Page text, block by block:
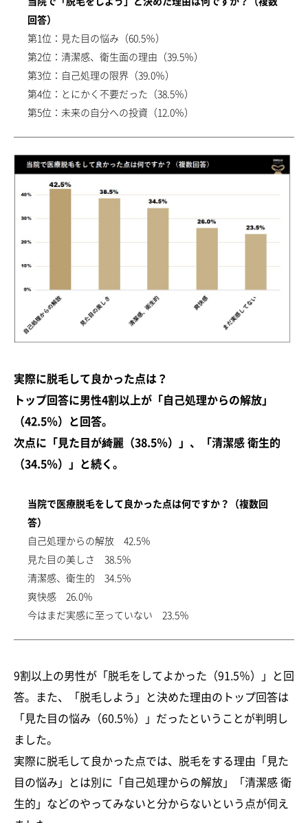
回答）
第1位：見た目の悩み（60.5％）
第2位：清潔感、衛生面の理由（39.5％）
第3位：自己処理の限界（39.0％）
第4位：とにかく不要だった（38.5％）
第5位：未来の自分への投資（12.0％）
実際に脱毛して良かった点は？
トップ回答に男性4割以上が「自己処理からの解放」
（42.5％）と回答。
次点に「見た目が綺麗（38.5％）」、「清潔感 衛生的
（34.5％）」と続く。
当院で医療脱毛をして良かった点は何ですか？（複数回
答）
自己処理からの解放 42.5％
見た目の美しさ 38.5％
清潔感、衛生的 34.5％
爽快感 26.0％
今はまだ実感に至っていない 23.5％
9割以上の男性が「脱毛をしてよかった（91.5％）」と回
答。また、「脱毛しよう」と決めた理由のトップ回答は
「見た目の悩み（60.5％）」だったということが判明し
ました。
実際に脱毛して良かった点では、脱毛をする理由「見た
目の悩み」とは別に「自己処理からの解放」「清潔感 衛
生的」などのやってみないと分からないという点が伺え